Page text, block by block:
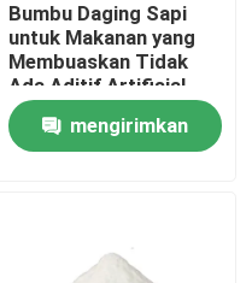
Bumbu Daging Sapi
untuk Makanan yang
Membuaskan Tidak
Ada Aditif Artifisial
mengirimkan